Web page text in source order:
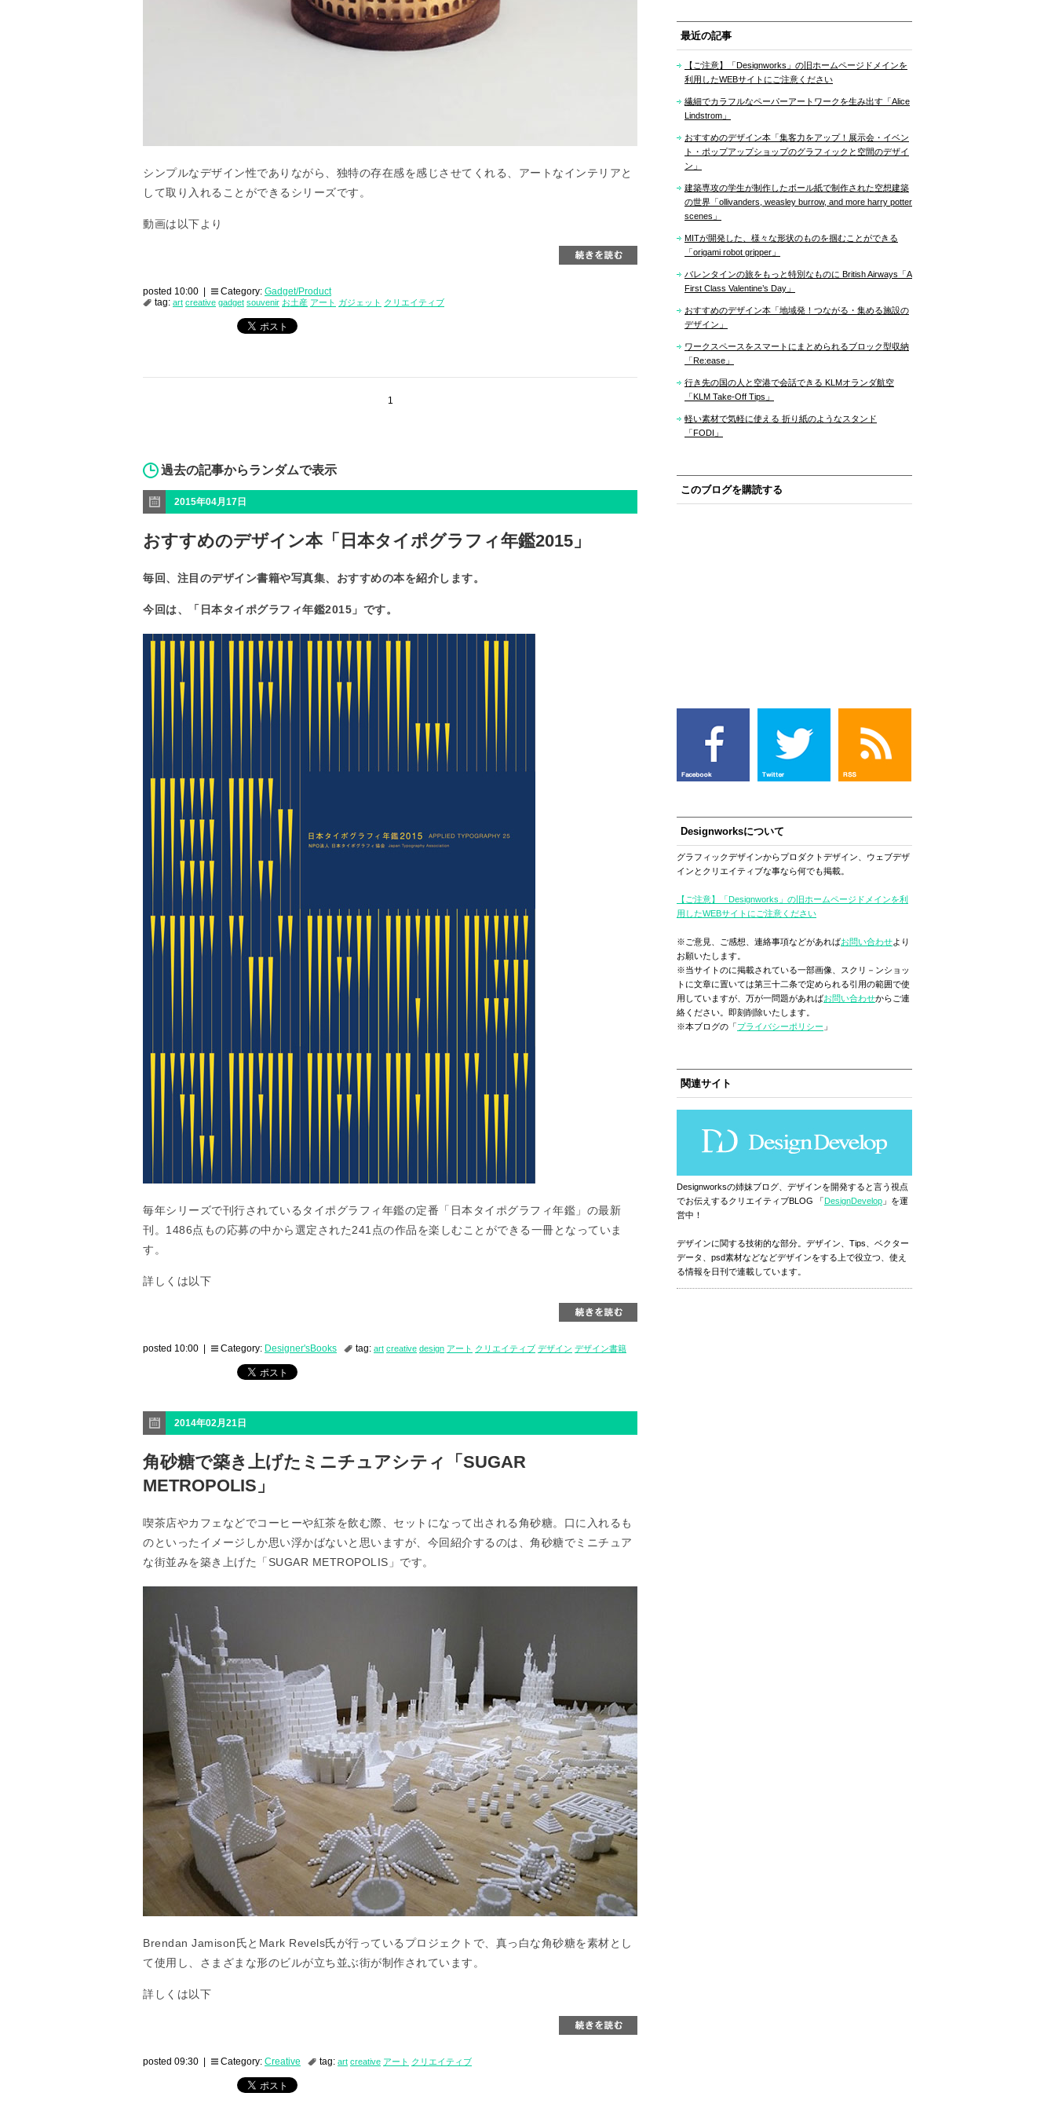
シンプルなデザイン性でありながら、独特の存在感を感じさせてくれる、アートなインテリアと
して取り入れることができるシリーズです。
動画は以下より
posted 10:00 | Category: Gadget/Product
tag: art creative gadget souvenir お土産 アート ガジェット クリエイティブ
1
過去の記事からランダムで表示
2015年04月17日
おすすめのデザイン本「日本タイポグラフィ年鑑2015」
毎回、注目のデザイン書籍や写真集、おすすめの本を紹介します。
今回は、「日本タイポグラフィ年鑑2015」です。
毎年シリーズで刊行されているタイポグラフィ年鑑の定番「日本タイポグラフィ年鑑」の最新
刊。1486点もの応募の中から選定された241点の作品を楽しむことができる一冊となっていま
す。
詳しくは以下
posted 10:00 | Category: Designer'sBooks tag: art creative design アート クリエイティブ デザイン デザイン書籍
2014年02月21日
角砂糖で築き上げたミニチュアシティ「SUGAR
METROPOLIS」
喫茶店やカフェなどでコーヒーや紅茶を飲む際、セットになって出される角砂糖。口に入れるも
のといったイメージしか思い浮かばないと思いますが、今回紹介するのは、角砂糖でミニチュア
な街並みを築き上げた「SUGAR METROPOLIS」です。
Brendan Jamison氏とMark Revels氏が行っているプロジェクトで、真っ白な角砂糖を素材とし
て使用し、さまざまな形のビルが立ち並ぶ街が制作されています。
詳しくは以下
posted 09:30 | Category: Creative tag: art creative アート クリエイティブ
最近の記事
【ご注意】「Designworks」の旧ホームページドメインを
利用したWEBサイトにご注意ください
繊細でカラフルなペーパーアートワークを生み出す「Alice
Lindstrom」
おすすめのデザイン本「集客力をアップ！展示会・イベン
ト・ポップアップショップのグラフィックと空間のデザイ
ン」
建築専攻の学生が制作したボール紙で制作された空想建築
の世界「ollivanders, weasley burrow, and more harry potter
scenes」
MITが開発した、様々な形状のものを掴むことができる
「origami robot gripper」
バレンタインの旅をもっと特別なものに British Airways「A
First Class Valentine’s Day」
おすすめのデザイン本「地域発！つながる・集める施設の
デザイン」
ワークスペースをスマートにまとめられるブロック型収納
「Re:ease」
行き先の国の人と空港で会話できる KLMオランダ航空
「KLM Take-Off Tips」
軽い素材で気軽に使える 折り紙のようなスタンド
「FODI」
このブログを購読する
Designworksについて
グラフィックデザインからプロダクトデザイン、ウェブデザ
インとクリエイティブな事なら何でも掲載。
【ご注意】「Designworks」の旧ホームページドメインを利
用したWEBサイトにご注意ください
※ご意見、ご感想、連絡事項などがあればお問い合わせより
お願いたします。
※当サイトのに掲載されている一部画像、スクリ－ンショッ
トに文章に置いては第三十二条で定められる引用の範囲で使
用していますが、万が一問題があればお問い合わせからご連
絡ください。即刻削除いたします。
※本ブログの「プライバシーポリシー 」
関連サイト
Designworksの姉妹ブログ、デザインを開発すると言う視点
でお伝えするクリエイティブBLOG 「DesignDevelop 」を運
営中！
デザインに関する技術的な部分。デザイン、Tips、ベクター
データ、psd素材などなどデザインをする上で役立つ、使え
る情報を日刊で連載しています。